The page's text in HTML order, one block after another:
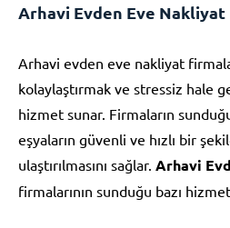
Arhavi Evden Eve Nakliyat
Arhavi evden eve nakliyat
kolaylaştırmak ve stressiz hale
hizmet sunar. Firmaların
eşyaların güvenli ve hızlı bir
ulaştırılmasını sağlar. Arhavi
firmalarının sunduğu bazı